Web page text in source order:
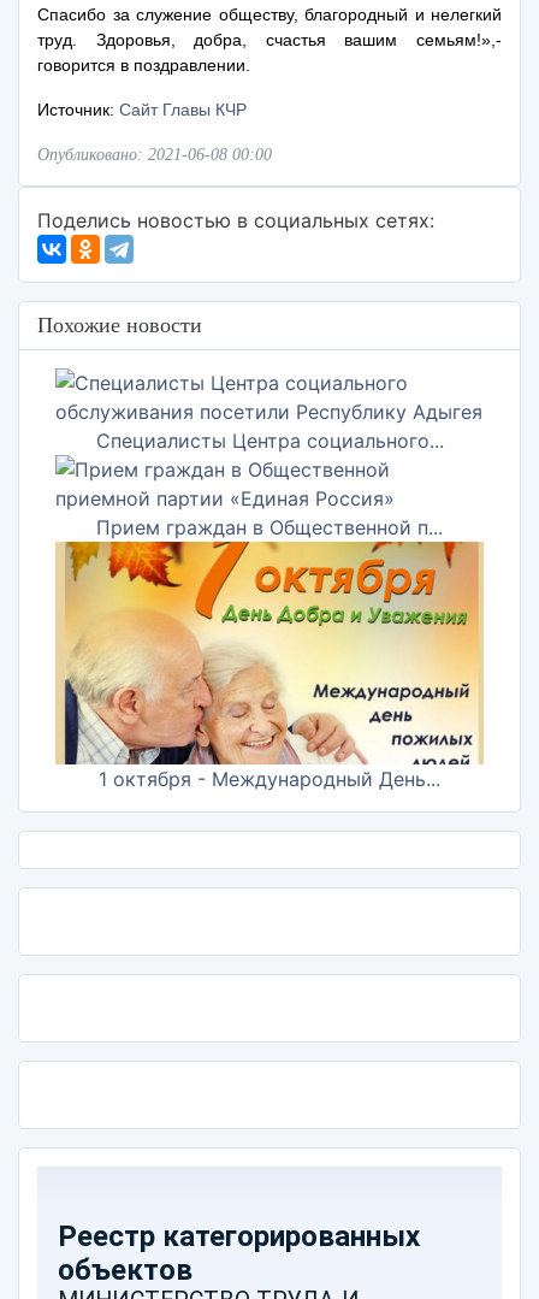
Спасибо за служение обществу, благородный и нелегкий
труд. Здоровья, добра, счастья вашим семьям!»,-
говорится в поздравлении.
Источник: Сайт Главы КЧР
Опубликовано: 2021-06-08 00:00
Поделись новостью в социальных сетях:
Похожие новости
Специалисты Центра социального...
Прием граждан в Общественной п...
1 октября - Международный День...